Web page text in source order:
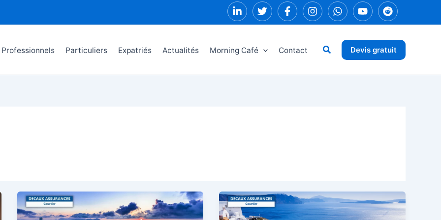
Professionnels Particuliers Expatriés Actualités Morning Café Contact RechercherDevis gratuit